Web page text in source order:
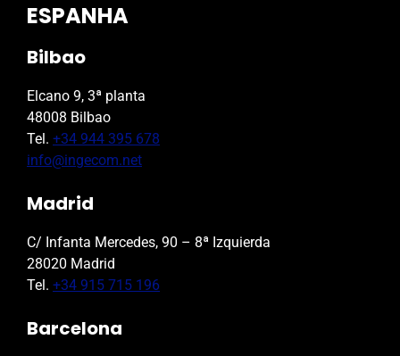
ESPANHA
Bilbao
Elcano 9, 3ª planta
48008 Bilbao
Tel. +34 944 395 678
info@ingecom.net
Madrid
C/ Infanta Mercedes, 90 – 8ª Izquierda
28020 Madrid
Tel. +34 915 715 196
Barcelona